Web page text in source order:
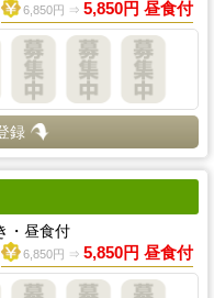
6,850円 ⇒ 5,850円 昼食付
録
・昼食付
6,850円 ⇒ 5,850円 昼食付